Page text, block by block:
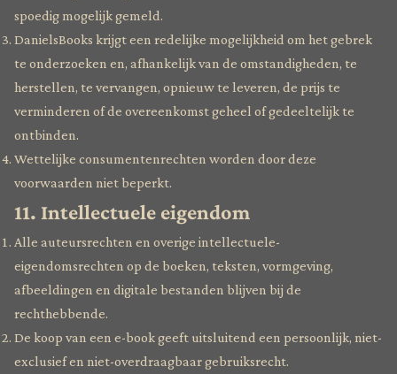
spoedig mogelijk gemeld.
DanielsBooks krijgt een redelijke mogelijkheid om het gebrek
te onderzoeken en, afhankelijk van de omstandigheden, te
herstellen, te vervangen, opnieuw te leveren, de prijs te
verminderen of de overeenkomst geheel of gedeeltelijk te
ontbinden.
Wettelijke consumentenrechten worden door deze
voorwaarden niet beperkt.
11. Intellectuele eigendom
Alle auteursrechten en overige intellectuele-
eigendomsrechten op de boeken, teksten, vormgeving,
afbeeldingen en digitale bestanden blijven bij de
rechthebbende.
De koop van een e-book geeft uitsluitend een persoonlijk, niet-
exclusief en niet-overdraagbaar gebruiksrecht.